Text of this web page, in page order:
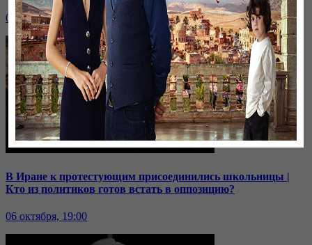
07 октября, 19:00
В Иране к протестующим присоединились школьницы |
Кто из политиков готов встать в оппозицию?
06 октября, 19:00